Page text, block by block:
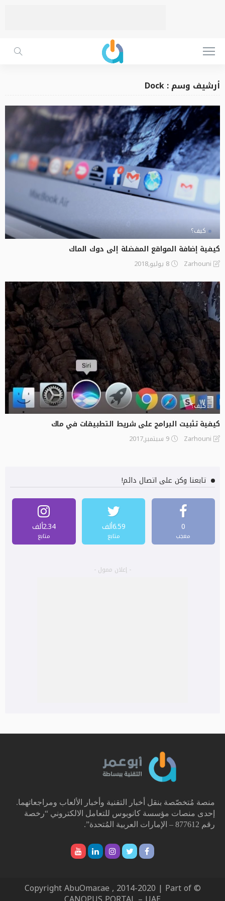
أرشيف وسم : Dock
كيف؟
كيفية إضافة المواقع المفضلة إلى دوك الماك
Zarhouni 8 يوليو,2018
كيف؟
كيفية تثبيت البرامج على شريط التطبيقات في ماك
Zarhouni 9 سبتمبر,2017
تابعنا وكن على اتصال دائم!
0
معجب
6.59ألف
متابع
2.34ألف
متابع
- إعلان ممول -
منصة مُتخصّصة بنقل أخبار التقنية وأخبار الألعاب ومراجعاتهما.
إحدى منصات مؤسسة كانوبوس للتعامل الالكتروني “رخصة
رقم 877612 – الإمارات العربية المُتحدة”.
© Copyright AbuOmar.ae , 2014-2020 | Part of